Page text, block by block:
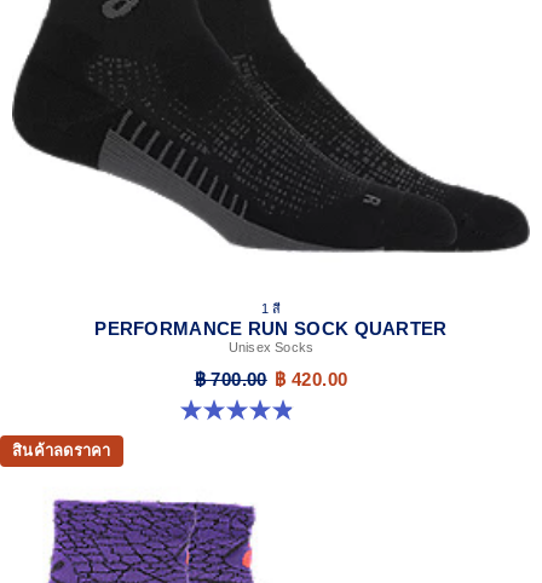
Made in Italy.
Knitted graphic print inspired by geometric patterns.
83% Polyamide, 14% Polypropylene, 3% Spandex
1 สี
PERFORMANCE RUN SOCK QUARTER
Unisex Socks
฿ 700.00 ฿ 420.00
4.9 จาก 5 ดาว 156 รีวิว
สินค้าลดราคา